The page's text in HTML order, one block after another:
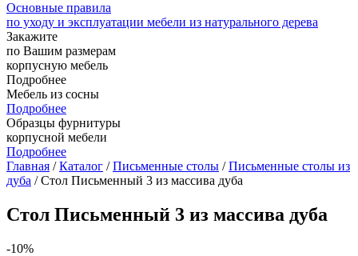
Основные правила
по уходу и эксплуатации мебели из натурального дерева
Закажите
по Вашим размерам
корпусную мебель
Подробнее
Мебель из сосны
Подробнее
Образцы фурнитуры
корпусной мебели
Подробнее
Главная /Каталог /Письменные столы /Письменные столы из
дуба / Стол Письменный 3 из массива дуба
Стол Письменный 3 из массива дуба
-10%